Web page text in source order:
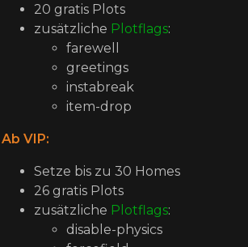
20 gratis Plots
zusätzliche Plotflags:
farewell
greetings
instabreak
item-drop
Ab VIP:
Setze bis zu 30 Homes
26 gratis Plots
zusätzliche Plotflags:
disable-physics